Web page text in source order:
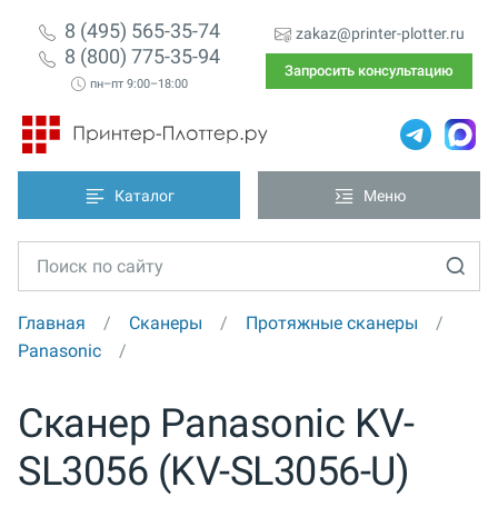
8 (495) 565-35-74
8 (800) 775-35-94
пн–пт 9:00–18:00
zakaz@printer-plotter.ru
Запросить консультацию
Каталог Меню
Главная Сканеры
Протяжные сканеры
Panasonic
Сканер Panasonic KV-
SL3056 (KV-SL3056-U)